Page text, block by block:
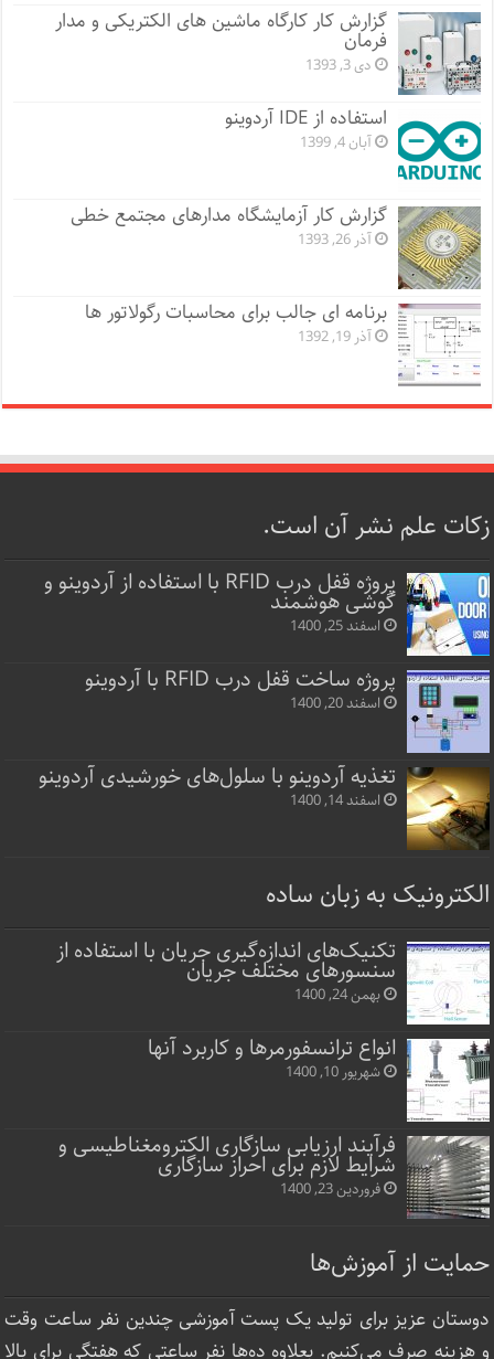
گزارش کار کارگاه ماشین های الکتریکی و مدار
فرمان
دی 3, 1393
استفاده از IDE آردوینو
آبان 4, 1399
گزارش کار آزمایشگاه مدارهای مجتمع خطی
آذر 26, 1393
برنامه ای جالب برای محاسبات رگولاتور ها
آذر 19, 1392
زکات علم نشر آن است.
پروژه قفل‌ درب RFID با استفاده از آردوینو و
گوشی هوشمند
اسفند 25, 1400
پروژه ساخت قفل‌ درب RFID با آردوینو
اسفند 20, 1400
تغذیه آردوینو با سلول‌های خورشیدی آردوینو
اسفند 14, 1400
الکترونیک به زبان ساده
تکنیک‌های اندازه‌گیری جریان با استفاده از
سنسورهای مختلف جریان
بهمن 24, 1400
انواع ترانسفورمرها و کاربرد آنها
شهریور 10, 1400
فرآیند ارزیابی سازگاری الکترومغناطیسی و
شرایط لازم برای احراز سازگاری
فروردین 23, 1400
حمایت از آموزش‌ها
دوستان عزیز برای تولید یک پست آموزشی چندین نفر ساعت‌ وقت
و هزینه صرف می‌کنیم. بعلاوه ده‌ها نفر ساعتی که هفتگی برای بالا